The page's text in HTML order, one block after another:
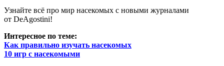
Узнайте всё про мир насекомых с новыми журналами
от DeAgostini!
Интересное по теме:
Как правильно изучать насекомых
10 игр с насекомыми